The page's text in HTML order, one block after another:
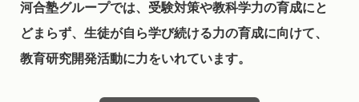
河合塾グループでは、受験対策や教科学力の育成にと
どまらず、生徒が自ら学び続ける力の育成に向けて、
教育研究開発活動に力をいれています。